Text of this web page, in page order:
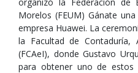
Morelos (FEUM) Gánate
empresa Huawei. La
la Facultad de Contaduría,
(FCAeI), donde Gustavo
para obtener uno de estos